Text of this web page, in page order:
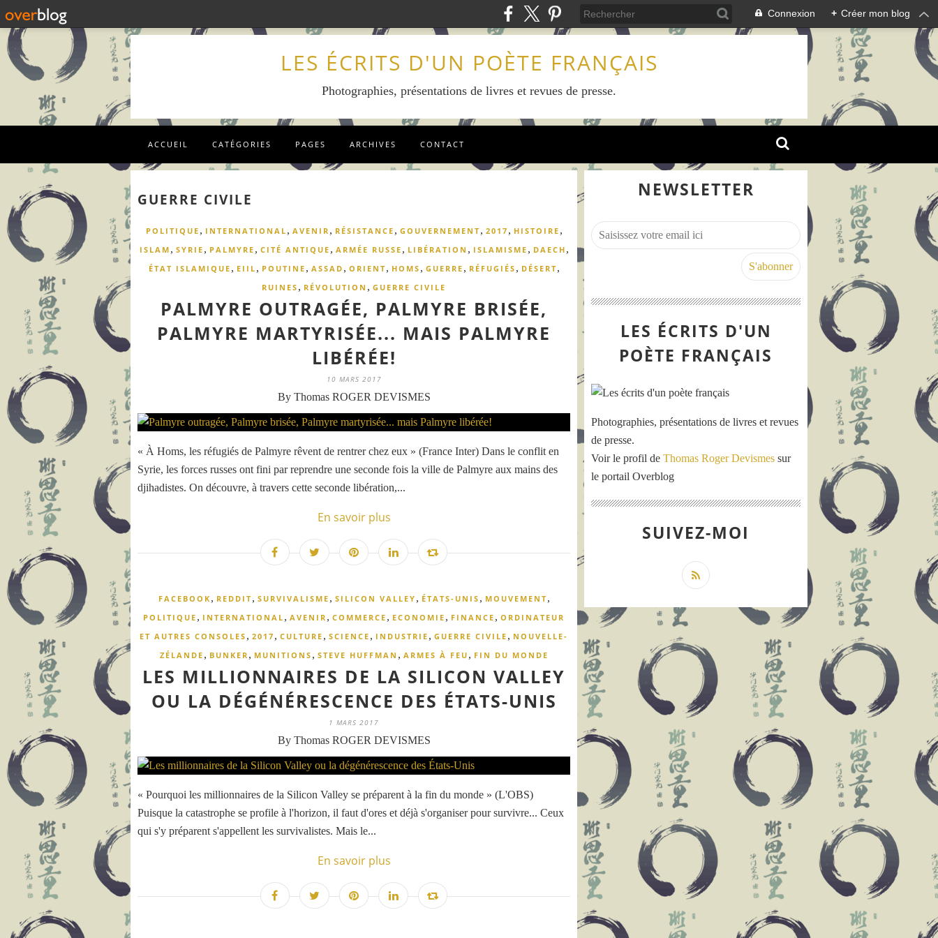
Connexion + Créer mon blog
LES ÉCRITS D'UN POÈTE FRANÇAIS
Photographies, présentations de livres et revues de presse.
ACCUEIL CATÉGORIES PAGES ARCHIVES CONTACT
GUERRE CIVILE
POLITIQUE , INTERNATIONAL , AVENIR , RÉSISTANCE , GOUVERNEMENT, 2017 , HISTOIRE ,
ISLAM , SYRIE , PALMYRE , CITÉ ANTIQUE , ARMÉE RUSSE , LIBÉRATION , ISLAMISME , DAECH ,
ÉTAT ISLAMIQUE , EIIL , POUTINE , ASSAD , ORIENT, HOMS , GUERRE , RÉFUGIÉS , DÉSERT,
RUINES , RÉVOLUTION , GUERRE CIVILE
PALMYRE OUTRAGÉE, PALMYRE BRISÉE,
PALMYRE MARTYRISÉE... MAIS PALMYRE
LIBÉRÉE!
10 MARS 2017
By Thomas ROGER DEVISMES
« À Homs, les réfugiés de Palmyre rêvent de rentrer chez eux » (France Inter) Dans le conflit en
Syrie, les forces russes ont fini par reprendre une seconde fois la ville de Palmyre aux mains des
djihadistes. On découvre, à travers cette seconde libération,...
En savoir plus
FACEBOOK , REDDIT, SURVIVALISME , SILICON VALLEY , ÉTATS-UNIS , MOUVEMENT,
POLITIQUE , INTERNATIONAL , AVENIR , COMMERCE , ECONOMIE , FINANCE , ORDINATEUR
ET AUTRES CONSOLES , 2017 , CULTURE , SCIENCE , INDUSTRIE , GUERRE CIVILE , NOUVELLE-
ZÉLANDE , BUNKER , MUNITIONS , STEVE HUFFMAN , ARMES À FEU , FIN DU MONDE
LES MILLIONNAIRES DE LA SILICON VALLEY
OU LA DÉGÉNÉRESCENCE DES ÉTATS-UNIS
1 MARS 2017
By Thomas ROGER DEVISMES
« Pourquoi les millionnaires de la Silicon Valley se préparent à la fin du monde » (L'OBS)
Puisque la catastrophe se profile à l'horizon, il faut d'ores et déjà s'organiser pour survivre... Ceux
qui s'y préparent s'appellent les survivalistes. Mais le...
En savoir plus
NEWSLETTER
LES ÉCRITS D'UN
POÈTE FRANÇAIS
Photographies, présentations de livres et revues
de presse.
Voir le profil de Thomas Roger Devismes sur
le portail Overblog
SUIVEZ-MOI